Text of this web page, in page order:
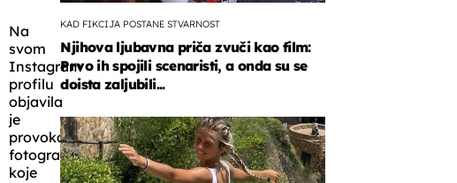
Na
svom
Instagram
profilu
objavila
je
provokativne
fotografije
koje
KAD FIKCIJA POSTANE STVARNOST
Njihova ljubavna priča zvuči kao film:
Prvo ih spojili scenaristi, a onda su se
doista zaljubili...